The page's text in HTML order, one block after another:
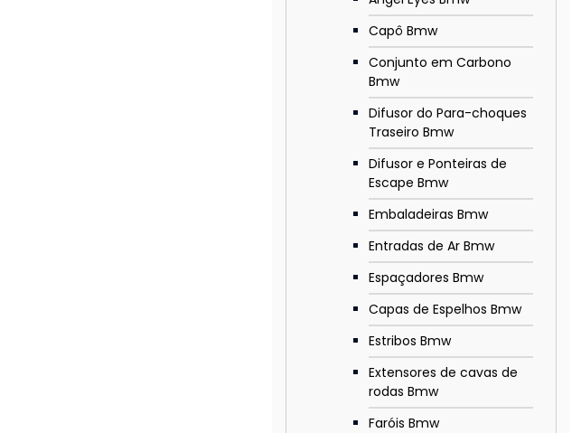
Capô Bmw
Conjunto em Carbono
Bmw
Difusor do Para-choques
Traseiro Bmw
Difusor e Ponteiras de
Escape Bmw
Embaladeiras Bmw
Entradas de Ar Bmw
Espaçadores Bmw
Capas de Espelhos Bmw
Estribos Bmw
Extensores de cavas de
rodas Bmw
Faróis Bmw